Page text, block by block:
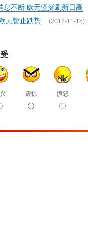
息不断 欧元坚挺刷新日高
元暂止跌势 (2012-11-15)
震惊 愤怒